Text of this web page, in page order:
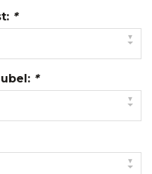
*
▾
*
▾
▾